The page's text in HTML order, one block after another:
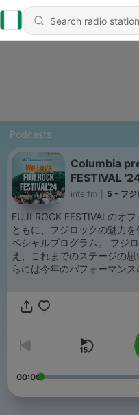
Podcasts
Columbia
FESTIVAL
interfm 5 - フジ
FUJI ROCK FESTIVALのオ
ともに、フジロックの魅力
ペシャルプログラム。 フジロック出演アーティストをゲストに迎
え、これまでのステージの
らには今年のパフォーマン
が楽しむフジロックについてインタビュ
にサポートする「コロンビ
Spotify、Apple Podcastな
けます。
00:00